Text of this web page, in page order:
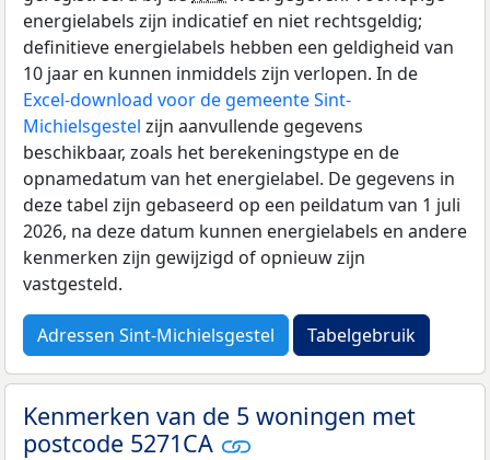
energielabels zijn indicatief en niet rechtsgeldig;
definitieve energielabels hebben een geldigheid van
10 jaar en kunnen inmiddels zijn verlopen. In de
Excel-download voor de gemeente Sint-
Michielsgestel zijn aanvullende gegevens
beschikbaar, zoals het berekeningstype en de
opnamedatum van het energielabel. De gegevens in
deze tabel zijn gebaseerd op een peildatum van 1 juli
2026, na deze datum kunnen energielabels en andere
kenmerken zijn gewijzigd of opnieuw zijn
vastgesteld.
Adressen Sint-Michielsgestel Tabelgebruik
Kenmerken van de 5 woningen met
postcode 5271CA